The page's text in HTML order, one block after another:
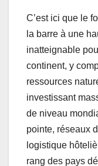
C’est ici que le
la barre à une
inatteignable
continent, y
ressources
investissant
de niveau
pointe, réseaux
logistique
rang des pays